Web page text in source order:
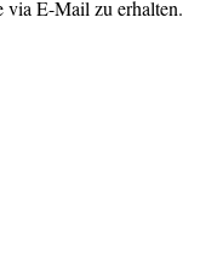
via E-Mail zu erhalten.